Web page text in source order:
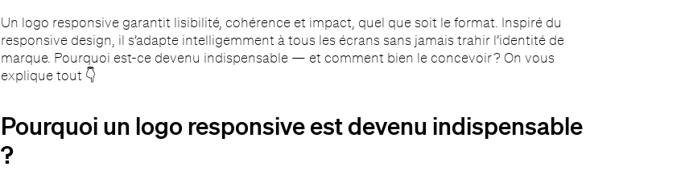
Un logo responsive garantit lisibilité, cohérence et impact, quel que soit le format. Inspiré du
responsive design, il s’adapte intelligemment à tous les écrans sans jamais trahir l’identité de
marque. Pourquoi est-ce devenu indispensable — et comment bien le concevoir ? On vous
explique tout 👇
Pourquoi un logo responsive est devenu indispensable
?